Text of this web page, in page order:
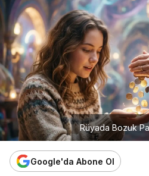
Rüyada Bozuk
Google'da Abone Ol